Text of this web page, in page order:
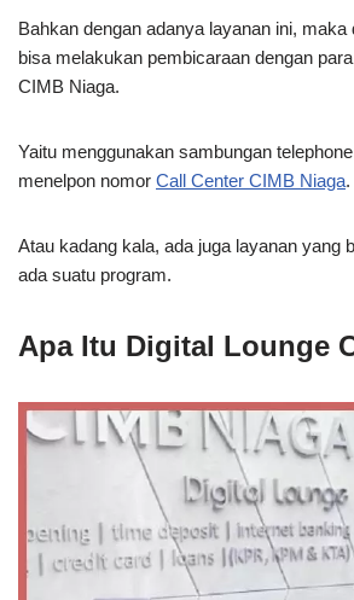
Bahkan dengan adanya layanan ini, maka
bisa melakukan pembicaraan dengan
CIMB Niaga.
Yaitu menggunakan sambungan
menelpon nomor Call Center CIMB Niaga.
Atau kadang kala, ada juga layanan yang
ada suatu program.
Apa Itu Digital Lounge